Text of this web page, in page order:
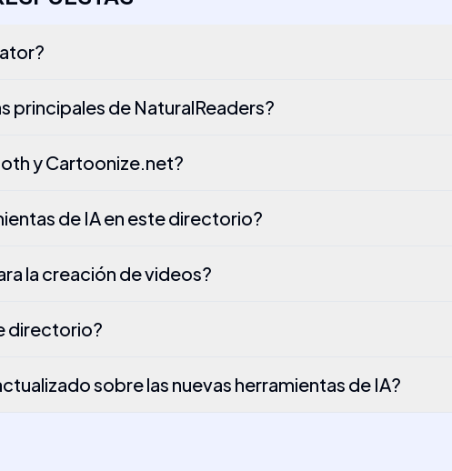
principales de NaturalReaders?
y Cartoonize.net?
de IA en este directorio?
la creación de videos?
directorio?
sobre las nuevas herramientas de IA?